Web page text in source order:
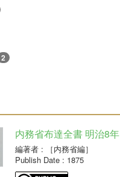
2
内務省布達全書 明治8年
編著者 : ［内務省編］
Publish Date : 1875